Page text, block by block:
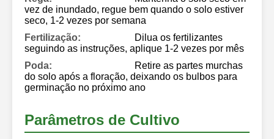
vez de inundado, regue bem quando o solo estiver
seco, 1-2 vezes por semana
Fertilização:
Dilua os fertilizantes
seguindo as instruções, aplique 1-2 vezes por mês
Poda:
Retire as partes murchas
do solo após a floração, deixando os bulbos para
germinação no próximo ano
Parâmetros de Cultivo